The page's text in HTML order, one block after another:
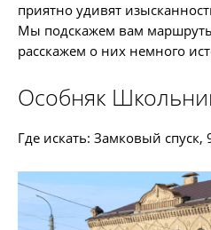
приятно удивят
Мы подскажем вам
расскажем о них немного
Особняк
Где искать: Замковый спуск,